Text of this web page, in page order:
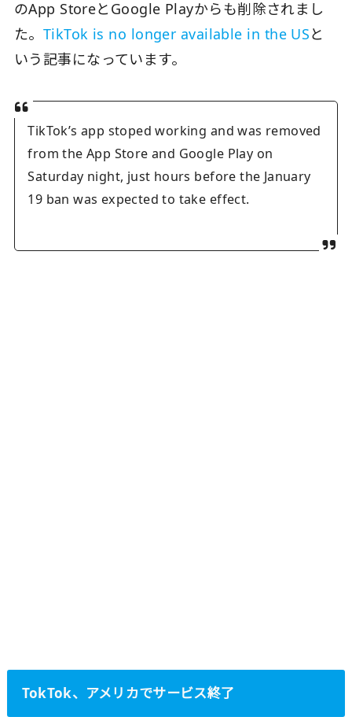
のApp StoreとGoogle Playからも削除されまし
た。 TikTok is no longer available in the USと
いう記事になっています。
TikTok’s app stoped working and was removed
from the App Store and Google Play on
Saturday night, just hours before the January
19 ban was expected to take effect.
TokTok、アメリカでサービス終了